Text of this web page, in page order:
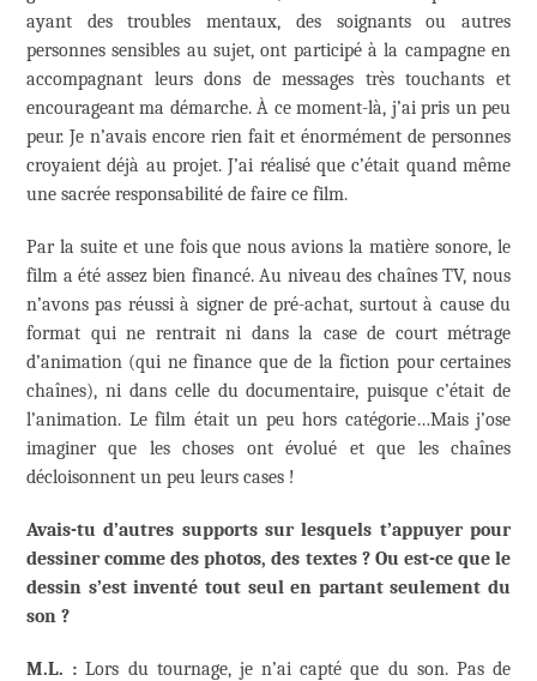
ayant des troubles mentaux, des soignants ou autres
personnes sensibles au sujet, ont participé à la campagne en
accompagnant leurs dons de messages très touchants et
encourageant ma démarche. À ce moment-là, j’ai pris un peu
peur. Je n’avais encore rien fait et énormément de personnes
croyaient déjà au projet. J’ai réalisé que c’était quand même
une sacrée responsabilité de faire ce film.
Par la suite et une fois que nous avions la matière sonore, le
film a été assez bien financé. Au niveau des chaînes TV, nous
n’avons pas réussi à signer de pré-achat, surtout à cause du
format qui ne rentrait ni dans la case de court métrage
d’animation (qui ne finance que de la fiction pour certaines
chaînes), ni dans celle du documentaire, puisque c’était de
l’animation. Le film était un peu hors catégorie…Mais j’ose
imaginer que les choses ont évolué et que les chaînes
décloisonnent un peu leurs cases !
Avais-tu d’autres supports sur lesquels t’appuyer pour
dessiner comme des photos, des textes ? Ou est-ce que le
dessin s’est inventé tout seul en partant seulement du
son ?
M.L. : Lors du tournage, je n’ai capté que du son. Pas de